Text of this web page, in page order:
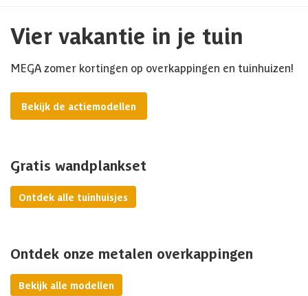
Vier vakantie in je tuin
MEGA zomer kortingen op overkappingen en tuinhuizen!
Bekijk de actiemodellen
Gratis wandplankset
Ontdek alle tuinhuisjes
Ontdek onze metalen overkappingen
Bekijk alle modellen